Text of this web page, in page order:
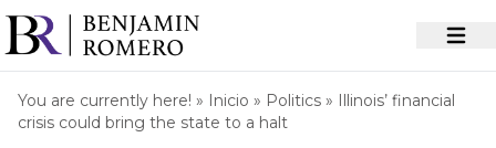
You are currently here! » Inicio » Politics » Illinois’ financial
crisis could bring the state to a halt